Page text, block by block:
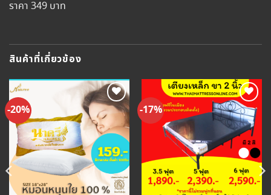
ราคา 349 บาท
สินค้าที่เกี่ยวข้อง
-20%
Add to
Wishlist
-17%
Add to
Wishlist